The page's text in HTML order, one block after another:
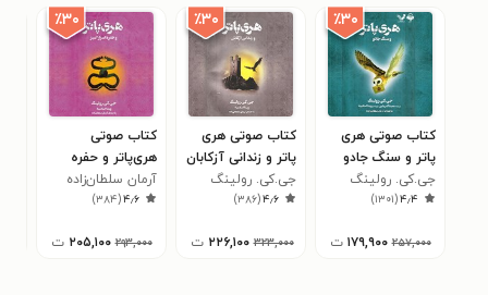
٪۳۰
کتاب صوتی هری
پاتر و سنگ جادو
جی.کی. رولینگ
۴٫۴(۱۳۰۱)
۲۵۷,۰۰۰ ۱۷۹,۹۰۰ ت
٪۳۰
کتاب صوتی هری
پاتر و زندانی آزکابان
جی.کی. رولینگ
۴٫۶(۳۸۶)
۳۲۳,۰۰۰ ۲۲۶,۱۰۰ ت
٪۳۰
کتاب صوتی
هری‌پاتر و حفره
اسرار آمیز
آرمان سلطان‌زاده
۴٫۶(۳۸۴)
۲۹۳,۰۰۰ ۲۰۵,۱۰۰ ت